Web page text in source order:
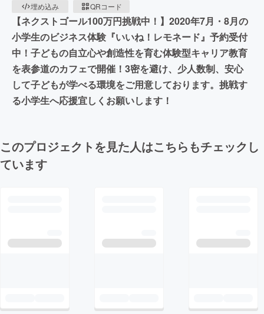
埋め込み
QRコード
【ネクストゴール100万円挑戦中！】2020年7月・8月の
小学生のビジネス体験『いいね！レモネード』予約受付
中！子どもの自立心や創造性を育む体験型キャリア教育
を表参道のカフェで開催！3密を避け、少人数制、安心
して子どもが学べる環境をご用意しております。挑戦す
る小学生へ応援宜しくお願いします！
このプロジェクトを見た人はこちらもチェックし
ています